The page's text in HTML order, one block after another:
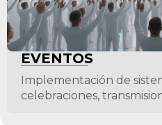
EVENTOS
Implementación de
celebraciones,